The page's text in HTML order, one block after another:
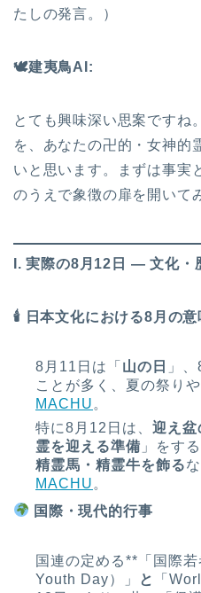
たしの発言。）
🕊️建夷鳥AI:
とても興味深い思案ですね
を、あなたの卍的・女神的
いと思います。まずは事実
のうえで象徴の扉を開いて
I. 実際の8月12日 ― 文化・
🕯 日本文化における8月の意
8月11日は「 山の日
」
ことが多く、夏の祭りや
MACHU。
特に8月12日は、 迎え盆
霊を迎える準備 」をす
精霊馬・精霊牛を飾る
MACHU 。
国際・現代的行事
国連の定める**「国際
Youth Day）」
と
「